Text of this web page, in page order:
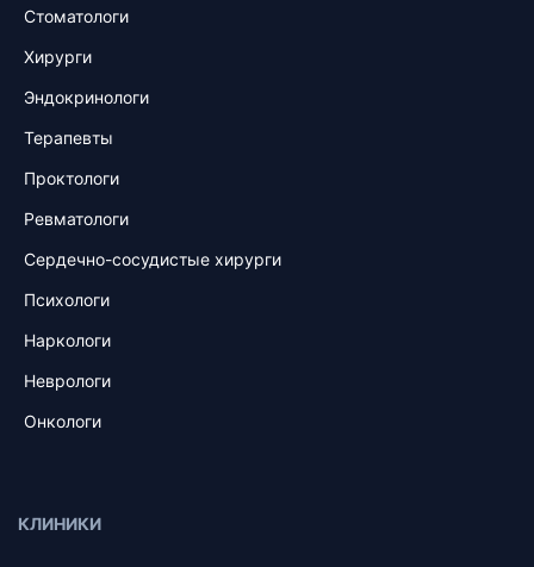
Стоматологи
Хирурги
Эндокринологи
Терапевты
Проктологи
Ревматологи
Сердечно-сосудистые хирурги
Психологи
Наркологи
Неврологи
Онкологи
КЛИНИКИ